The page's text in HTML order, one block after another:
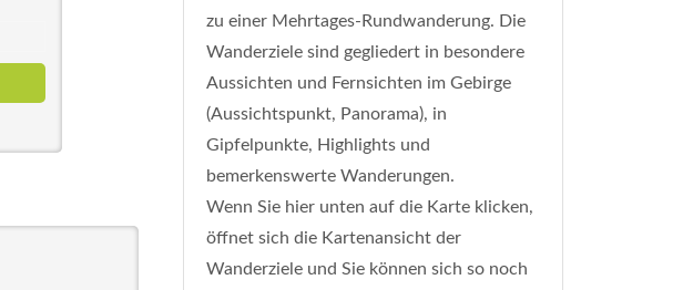
zu einer Mehrtages-Rundwanderung. Die
Wanderziele sind gegliedert in besondere
Aussichten und Fernsichten im Gebirge
(Aussichtspunkt, Panorama), in
Gipfelpunkte, Highlights und
bemerkenswerte Wanderungen.
Wenn Sie hier unten auf die Karte klicken,
öffnet sich die Kartenansicht der
Wanderziele und Sie können sich so noch